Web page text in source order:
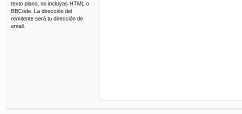
texto plano, no incluyas HTML o
BBCode. La dirección del
remitente será tu dirección de
email.